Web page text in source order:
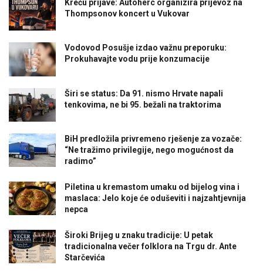
Kreću prijave: Autoherc organizira prijevoz na
Thompsonov koncert u Vukovar
Vodovod Posušje izdao važnu preporuku:
Prokuhavajte vodu prije konzumacije
Širi se status: Da 91. nismo Hrvate napali
tenkovima, ne bi 95. bežali na traktorima
BiH predložila privremeno rješenje za vozače:
“Ne tražimo privilegije, nego mogućnost da
radimo”
Piletina u kremastom umaku od bijelog vina i
maslaca: Jelo koje će oduševiti i najzahtjevnija
nepca
Široki Brijeg u znaku tradicije: U petak
tradicionalna večer folklora na Trgu dr. Ante
Starčevića